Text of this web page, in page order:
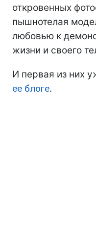
откровенных
пышнотелая
любовью к
жизни и своего
И первая из них
ее блоге.